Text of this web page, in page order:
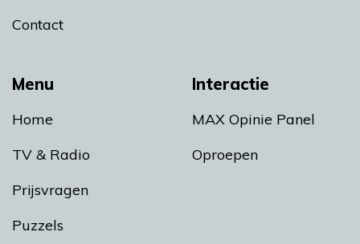
Menu
Home
TV & Radio
Prijsvragen
Puzzels
Interactie
MAX Opinie Panel
Oproepen
Contact